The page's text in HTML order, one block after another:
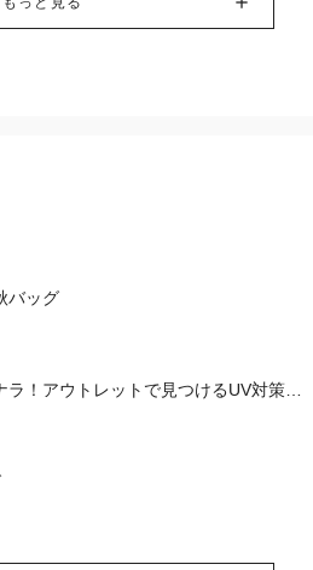
バッグ
！アウトレットで見つけるUV対策ウ